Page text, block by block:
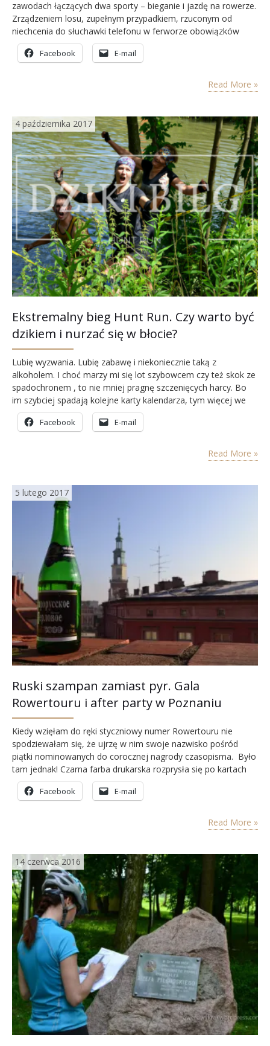
zawodach łączących dwa sporty – bieganie i jazdę na rowerze.
Zrządzeniem losu, zupełnym przypadkiem, rzuconym od
niechcenia do słuchawki telefonu w ferworze obowiązków
zawodowych „to mnie zapisz”, stanęłam na starcie zawodów.
Organizatorem rozgrywek był świeżo otwarty Decathlon
Facebook E-mail
Read More »
4 października 2017
Ekstremalny bieg Hunt Run. Czy warto być
dzikiem i nurzać się w błocie?
Lubię wyzwania. Lubię zabawę i niekoniecznie taką z
alkoholem. I choć marzy mi się lot szybowcem czy też skok ze
spadochronem , to nie mniej pragnę szczenięcych harcy. Bo
im szybciej spadają kolejne karty kalendarza, tym więcej we
mnie z dzieciaka. Takiego, który zimą zjeżdża na workach
wypchanym sianem, latem biega za latawcem. Gdy wiosenny
Facebook E-mail
Read More »
5 lutego 2017
Ruski szampan zamiast pyr. Gala
Rowertouru i after party w Poznaniu
Kiedy wzięłam do ręki styczniowy numer Rowertouru nie
spodziewałam się, że ujrzę w nim swoje nazwisko pośród
piątki nominowanych do corocznej nagrody czasopisma. Było
tam jednak! Czarna farba drukarska rozprysła się po kartach
gazety malując kształtne litery, które złożone jedna przy
drugiej przedstawiały moją godność. Niżej nadany przeze
Facebook E-mail
Read More »
14 czerwca 2016